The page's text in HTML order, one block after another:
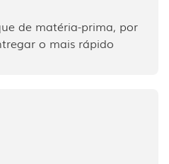
de matéria-prima, por
o mais rápido